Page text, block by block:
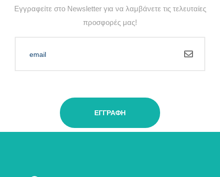
Εγγραφείτε στο Newsletter για να λαμβάνετε τις τελευταίες
προσφορές μας!
ΕΓΓΡΑΦΉ